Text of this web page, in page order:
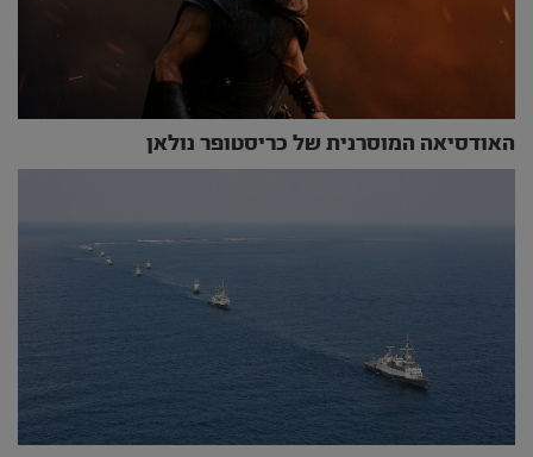
האודסיאה המוסרנית של כריסטופר נולאן